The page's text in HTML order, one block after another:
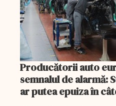
Producătorii auto
semnalul de alarmă:
ar putea epuiza în